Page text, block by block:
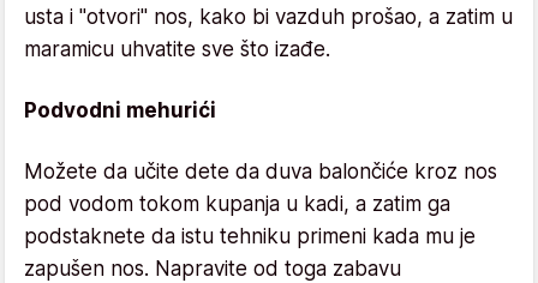
usta i "otvori" nos, kako bi vazduh prošao, a zatim u
maramicu uhvatite sve što izađe.
Podvodni mehurići
Možete da učite dete da duva balončiće kroz nos
pod vodom tokom kupanja u kadi, a zatim ga
podstaknete da istu tehniku primeni kada mu je
zapušen nos. Napravite od toga zabavu